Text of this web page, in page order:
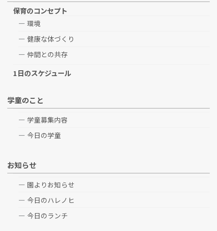
保育のコンセプト
環境
健康な体づくり
仲間との共存
1日のスケジュール
学童のこと
学童募集内容
今日の学童
お知らせ
園よりお知らせ
今日のハレノヒ
今日のランチ